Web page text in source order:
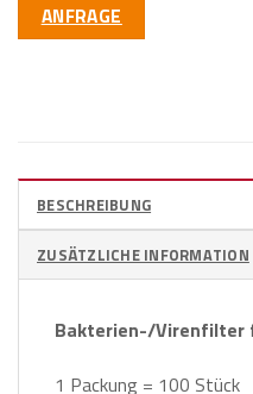
ANFRAGE
BESCHREIBUNG
ZUSÄTZLICHE INFORMATION
Bakterien-/Virenfilter
1 Packung = 100 Stück